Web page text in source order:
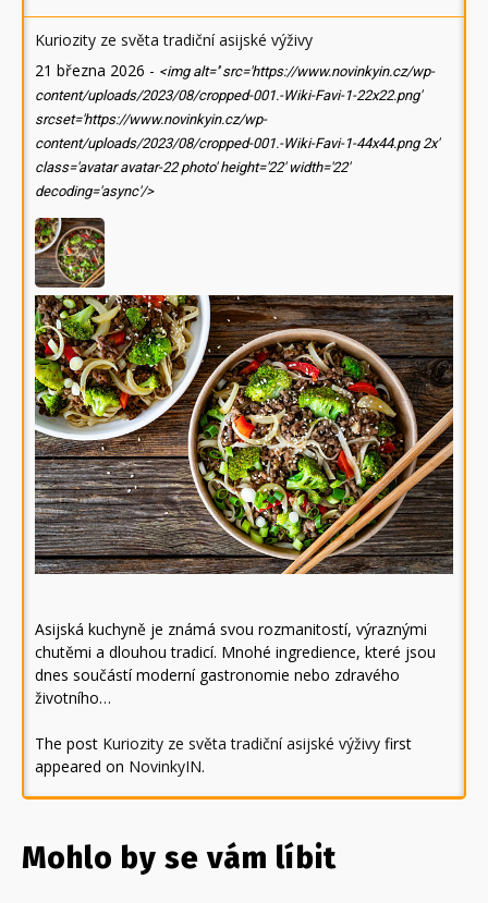
Kuriozity ze světa tradiční asijské výživy
21 března 2026 - <img alt='' src='https://www.novinkyin.cz/wp-
content/uploads/2023/08/cropped-001.-Wiki-Favi-1-22x22.png'
srcset='https://www.novinkyin.cz/wp-
content/uploads/2023/08/cropped-001.-Wiki-Favi-1-44x44.png 2x'
class='avatar avatar-22 photo' height='22' width='22'
decoding='async'/>
Asijská kuchyně je známá svou rozmanitostí, výraznými
chutěmi a dlouhou tradicí. Mnohé ingredience, které jsou
dnes součástí moderní gastronomie nebo zdravého
životního…
The post Kuriozity ze světa tradiční asijské výživy first
appeared on NovinkyIN.
Mohlo by se vám líbit